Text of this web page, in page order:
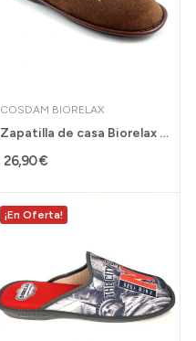
COSDAM BIORELAX
Zapatilla de casa Biorelax hombre con acolchado...
26,90 €
¡En Oferta!